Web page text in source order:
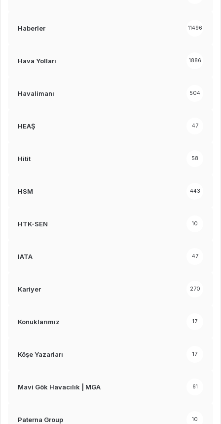
Haberler 11496
Hava Yolları 1886
Havalimanı 504
HEAŞ 47
Hitit 58
HSM 443
HTK-SEN 10
IATA 47
Kariyer 270
Konuklarımız 17
Köşe Yazarları 17
Mavi Gök Havacılık | MGA 61
Paterna Group 10